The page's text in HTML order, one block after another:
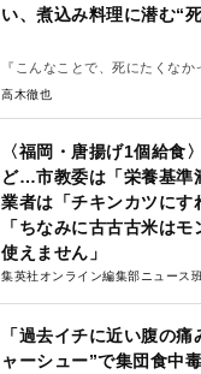
い、煮込み料理に潜む“
『こんなことで、死にたくなか
高木徹也
〈福岡・唐揚げ1個給食
ど…市教委は「栄養基準
業者は「チキンカツにす
「ちなみに古古古米は
使えません」
集英社オンライン編集部ニュース班
「過去イチに近い腹の
ャーシュー”で集団食中